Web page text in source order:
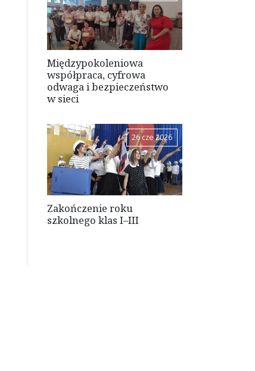
Międzypokoleniowa
współpraca, cyfrowa
odwaga i bezpieczeństwo
w sieci
26 cze 2026
Zakończenie roku
szkolnego klas I–III